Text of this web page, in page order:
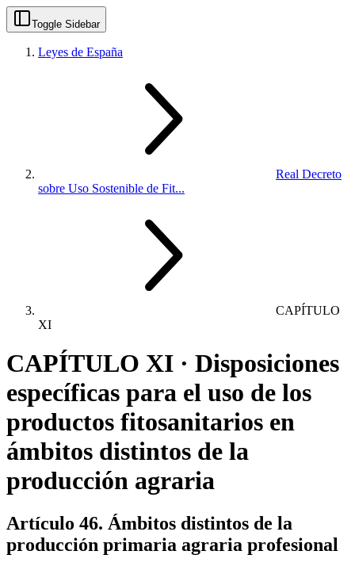
Toggle Sidebar
Leyes de España
Real Decreto
sobre Uso Sostenible de Fit...
CAPÍTULO
XI
CAPÍTULO XI · Disposiciones
específicas para el uso de los
productos fitosanitarios en
ámbitos distintos de la
producción agraria
Artículo 46. Ámbitos distintos de la
producción primaria agraria profesional